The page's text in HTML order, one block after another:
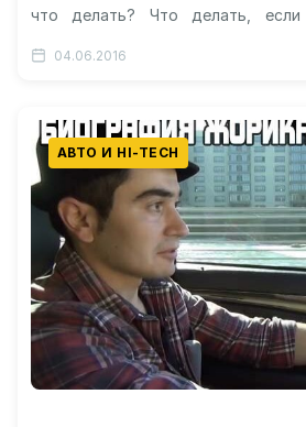
что делать? Что делать,
04.06.2016
АВТО И HI-TECH